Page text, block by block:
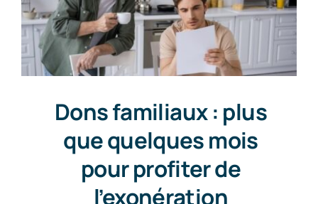
Dons familiaux : plus
que quelques mois
pour profiter de
l’exonération